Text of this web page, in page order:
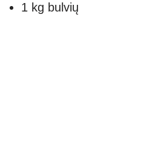
1 kg bulvių